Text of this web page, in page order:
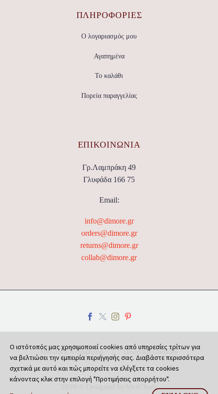
ΠΛΗΡΟΦΟΡΙΕΣ
Ο λογαριασμός μου
Αγαπημένα
Το καλάθι
Πορεία παραγγελίας
ΕΠΙΚΟΙΝΩΝΊΑ
Γρ.Λαμπράκη 49
Γλυφάδα 166 75
Email:
info@dimore.gr
orders@dimore.gr
returns@dimore.gr
collab@dimore.gr
Πολιτική Απορρήτου Πολιτική Cookies
AlexChara
Ο ιστότοπός μας χρησιμοποιεί cookies από υπηρεσίες τρίτων για
να βελτιώσει την εμπειρία περιήγησής σας. Διαβάστε περισσότερα
σχετικά με αυτό και πώς μπορείτε να ελέγξετε τα cookies
κάνοντας κλικ στην επιλογή "Προτιμήσεις απορρήτου".